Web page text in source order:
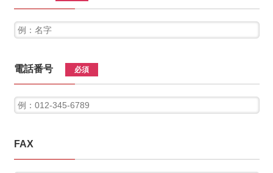
電話番号 必須
FAX